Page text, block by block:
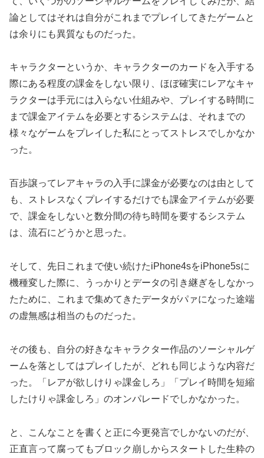
論としてはそれは自分がこれまでプレイしてきたゲームと
は余りにも異質なものだった。
キャラクターというか、キャラクターのカードを入手する
際にある程度の課金をしない限り、ほぼ確実にレアなキャ
ラクターは手元には入らない仕組みや、プレイする時間に
まで課金アイテムを必要とするシステムは、それまでの
様々なゲームをプレイした私にとってストレスでしかなか
った。
百歩譲ってレアキャラの入手に課金が必要なのは由として
も、ストレスなくプレイするだけでも課金アイテムが必要
で、課金をしないと数分間の待ち時間を要するシステム
は、流石にどうかと思った。
そして、先日これまで使い続けたiPhone4sをiPhone5sに
機種変した際に、うっかりとデータの引き継ぎをしなかっ
たために、これまで集めてきたデータがパァになった途端
の虚無感は相当のものだった。
その後も、自分の好きなキャラクター作品のソーシャルゲ
ームを落としてはプレイしたが、どれも同じような内容だ
った。「レアが欲しけりゃ課金しろ」「プレイ時間を短縮
したけりゃ課金しろ」のオンパレードでしかなかった。
と、こんなことを書くと正に今更発言でしかないのだが、
正直言って腐ってもブロック崩しからスタートした生粋の